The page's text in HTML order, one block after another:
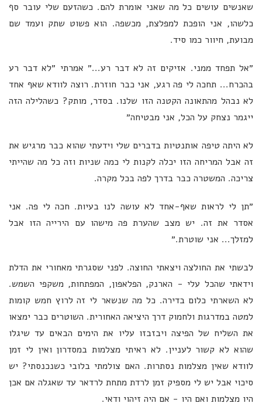
שאנשים עושים כל מה שאני אומרת להם. כשהזעם שלי עובר סף
כלשהו, אני הופכת למפלצת, מכשפה. הוא פשוט שתק ועמד שם
מבועת, חיוור כמו סיד.
״אל תפחד ממני. אזיקים זה לא דבר רע...״ אמרתי ״לא דבר רע
בהכרח... תחכה לי פה רגע, אני כבר חוזרת. רוצה לוודא שאף אחד
לא נבהל מהתאונה הקטנה הזו שלנו. בסדר, מותק? כשהלילה הזה
ייגמר נצחק על הכל, אני מבטיחה״
לא היתה טיפה אותנטיות בדברים שלי וידעתי שהוא כבר מרגיש את
זה אבל המריחה הזו יכלה לקנות לי כמה שניות וזה כל מה שהייתי
צריכה. המשטרה כבר בדרך לפה בכל מקרה.
״תן לי לראות שאף-אחד לא עושה לנו בעיות. חכה לי פה. אני
אסדר את זה. יש מצב שהערת פה מישהו עם הירייה הזו אבל
למזלך... אני שוטרת.״
לבשתי את החולצה ויצאתי החוצה. לפני שסגרתי מאחורי את הדלת
וידאתי שהכל עלי - הארנק, הפלאפון, המפתחות, משקפי השמש.
לא השארתי כלום בדירה. כל מה שנשאר לי זה לרוץ חמש קומות
למטה במדרגות ולחמוק דרך היציאה האחורית. השוטרים כבר ימצאו
את השליח של הפיצה ויבזבזו עליו את הימים הבאים עד שיגלו
שהוא לא קשור לעניין. לא ראיתי מצלמות במסדרון ואין לי זמן
לוודא שאין מצלמות נסתרות. האם צולמתי בלובי כשנכנסתי? יש
סיכוי אבל יש לי מספיק זמן לרדת מתחת לרדאר עד שאגלה אם אכן
היו מצלמות ואם היו - אם היה זיהוי ודאי.